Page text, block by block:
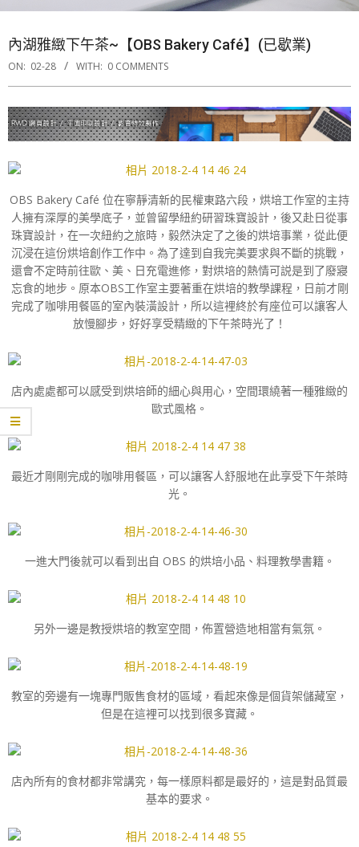
內湖雅緻下午茶~【OBS Bakery Café】(已歇業)
ON: 02-28 WITH: 0 COMMENTS
OBS Bakery Café 位在寧靜清新的民權東路六段，烘培工作室的主持
人擁有深厚的美學底子，並曾留學紐約研習珠寶設計，後又赴日從事
珠寶設計，在一次紐約之旅時，毅然決定了之後的烘培事業，從此便
沉浸在這份烘培創作工作中。為了達到自我完美要求與不斷的挑戰，
還會不定時前往歐、美、日充電進修，對烘培的熱情可説是到了廢寢
忘食的地步。原本OBS工作室主要著重在烘培的教學課程，日前才剛
完成了咖啡用餐區的室內裝潢設計，所以這裡終於有座位可以讓客人
放慢腳步，好好享受精緻的下午茶時光了！
店內處處都可以感受到烘培師的細心與用心，空間環繞著一種雅緻的
歐式風格。
最近才剛剛完成的咖啡用餐區，可以讓客人舒服地在此享受下午茶時
光。
一進大門後就可以看到出自 OBS 的烘培小品、料理教學書籍。
另外一邊是教授烘培的教室空間，佈置營造地相當有氣氛。
教室的旁邊有一塊專門販售食材的區域，看起來像是個貨架儲藏室，
但是在這裡可以找到很多寶藏。
店內所有的食材都非常講究，每一樣原料都是最好的，這是對品質最
基本的要求。